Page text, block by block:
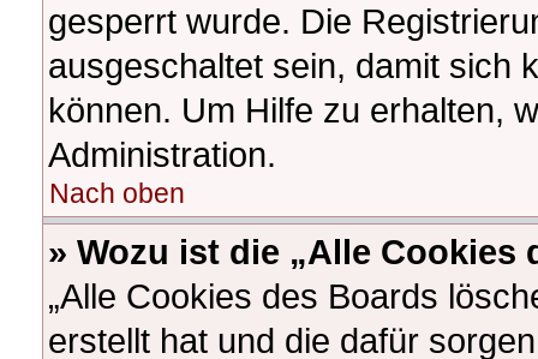
gesperrt wurde. Die
ausgeschaltet sein, damit sich
können. Um Hilfe zu erhalten,
Administration.
Nach oben
» Wozu ist die „Alle
„Alle Cookies des Boards
erstellt hat und die dafür